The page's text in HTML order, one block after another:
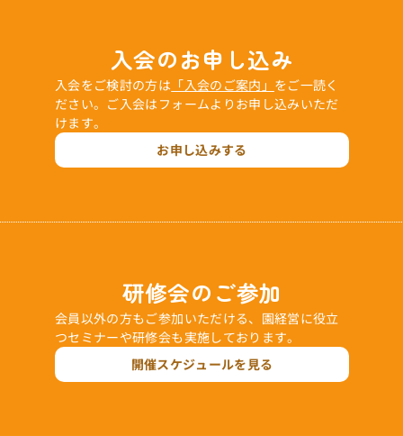
入会のお申し込み
入会をご検討の方は 「入会のご案内」 をご一読く
ださい。ご入会はフォームよりお申し込みいただ
けます。
お申し込みする
研修会のご参加
会員以外の方もご参加いただける、園経営に役立
つセミナーや研修会も実施しております。
開催スケジュールを見る